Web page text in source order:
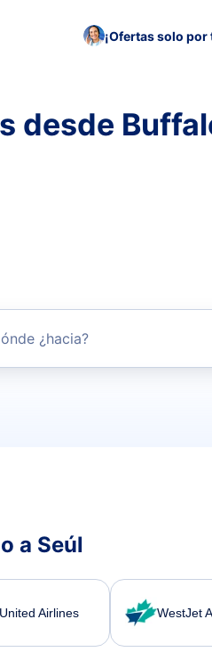
¡Ofertas solo
desde
¿hacia?
vuelos directos
a Seúl
United Airlines WestJet